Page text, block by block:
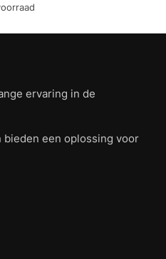
ervaring in de
bieden een oplossing voor